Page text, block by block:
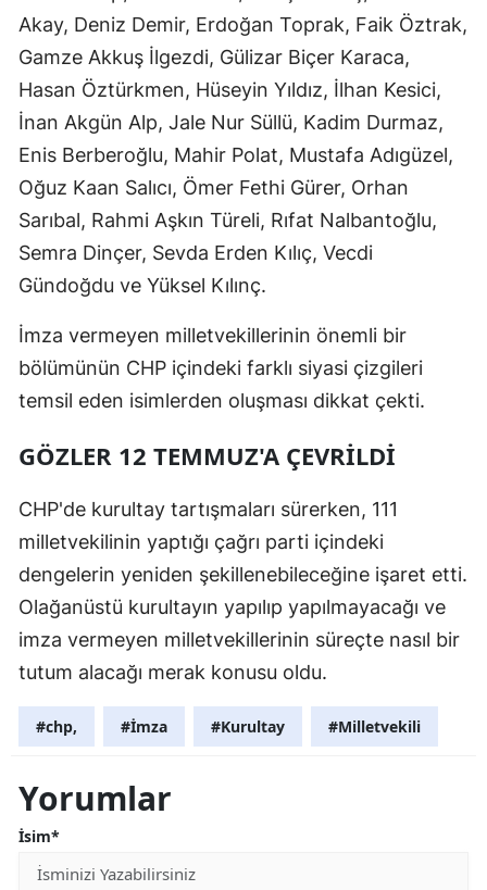
Akay, Deniz Demir, Erdoğan Toprak, Faik Öztrak,
Gamze Akkuş İlgezdi, Gülizar Biçer Karaca,
Hasan Öztürkmen, Hüseyin Yıldız, İlhan Kesici,
İnan Akgün Alp, Jale Nur Süllü, Kadim Durmaz,
Enis Berberoğlu, Mahir Polat, Mustafa Adıgüzel,
Oğuz Kaan Salıcı, Ömer Fethi Gürer, Orhan
Sarıbal, Rahmi Aşkın Türeli, Rıfat Nalbantoğlu,
Semra Dinçer, Sevda Erden Kılıç, Vecdi
Gündoğdu ve Yüksel Kılınç.
İmza vermeyen milletvekillerinin önemli bir
bölümünün CHP içindeki farklı siyasi çizgileri
temsil eden isimlerden oluşması dikkat çekti.
GÖZLER 12 TEMMUZ'A ÇEVRİLDİ
CHP'de kurultay tartışmaları sürerken, 111
milletvekilinin yaptığı çağrı parti içindeki
dengelerin yeniden şekillenebileceğine işaret etti.
Olağanüstü kurultayın yapılıp yapılmayacağı ve
imza vermeyen milletvekillerinin süreçte nasıl bir
tutum alacağı merak konusu oldu.
#chp, #İmza #Kurultay #Milletvekili
Yorumlar
İsim*